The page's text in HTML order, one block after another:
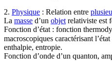
2. Physique : Relation entre
La masse d’un objet relativiste est
Fonction d’état : fonction
macroscopiques caractérisant
enthalpie, entropie.
Fonction d’onde d’un quanton,